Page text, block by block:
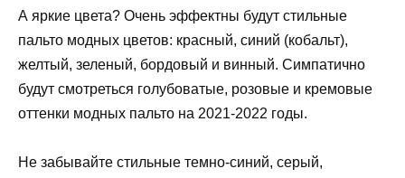
А яркие цвета? Очень эффектны будут стильные
пальто модных цветов: красный, синий (кобальт),
желтый, зеленый, бордовый и винный. Симпатично
будут смотреться голубоватые, розовые и кремовые
оттенки модных пальто на 2021-2022 годы.
Не забывайте стильные темно-синий, серый,